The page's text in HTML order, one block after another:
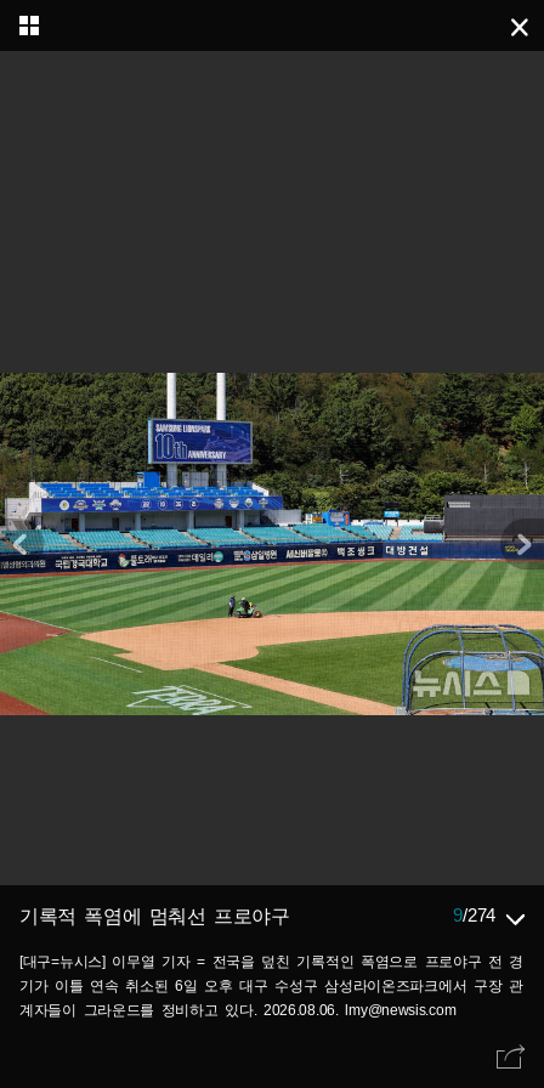
기록적 폭염에 멈춰선 프로야구 9/274
[대구=뉴시스] 이무열 기자 = 전국을 덮친 기록적인 폭염으로 프로야구 전 경
기가 이틀 연속 취소된 6일 오후 대구 수성구 삼성라이온즈파크에서 구장 관
계자들이 그라운드를 정비하고 있다. 2026.08.06. lmy@newsis.com